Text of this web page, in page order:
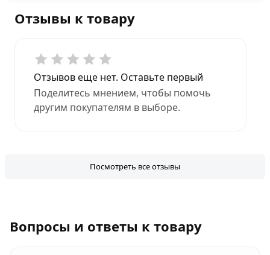
Отзывы к товару
Отзывов еще нет. Оставьте первый
Поделитесь мнением, чтобы помочь
другим покупателям в выборе.
Посмотреть все отзывы
Вопросы и ответы к товару